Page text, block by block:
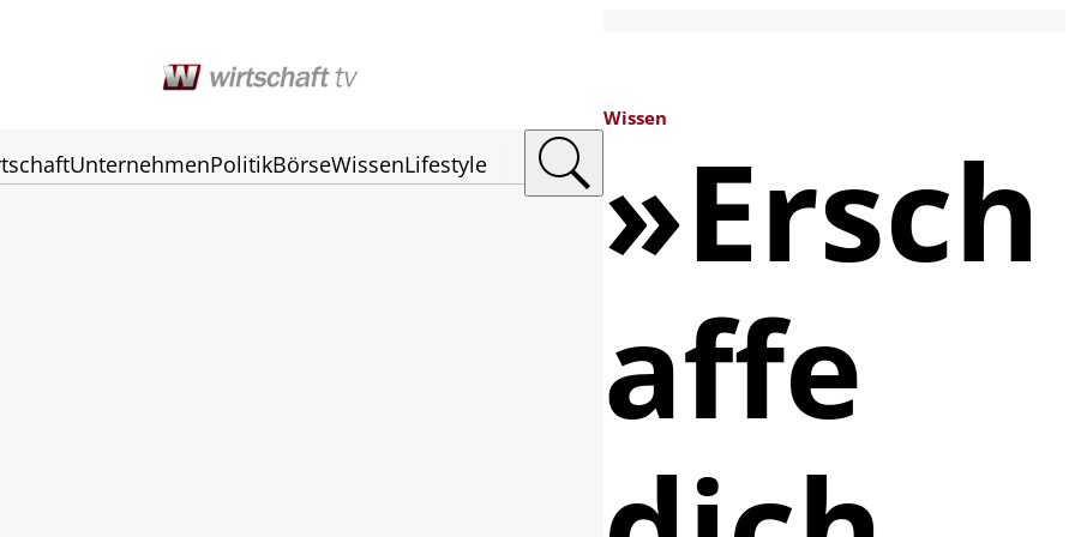
UnternehmenPolitikBörseWissenLifestyle
Wissen
»Ersch
affe